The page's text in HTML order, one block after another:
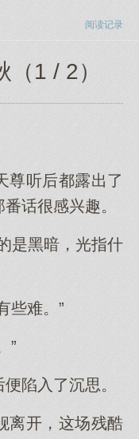
阅读记录
1 / 2）
尊听后都露出了
话很感兴趣。
是黑暗，光指什
些难。”
”
陷入了沉思。
离开，这场残酷